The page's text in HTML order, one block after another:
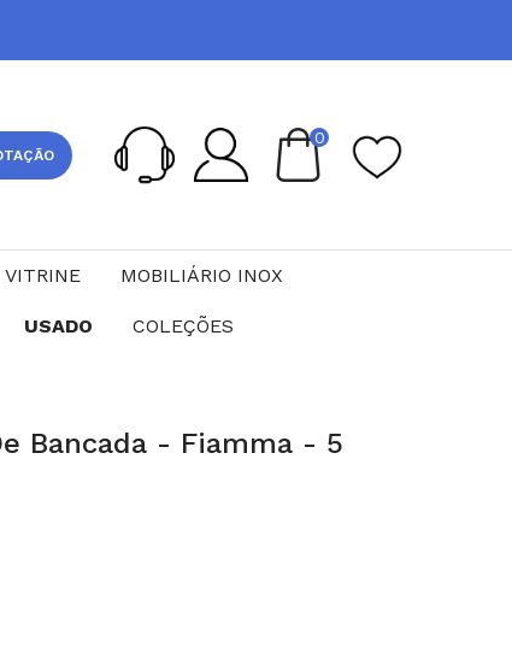
0
VITRINE MOBILIÁRIO INOX
USADO COLEÇÕES
Bancada - Fiamma - 5